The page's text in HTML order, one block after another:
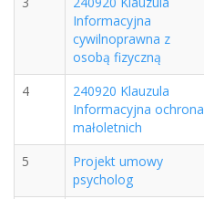
Informacyjna
cywilnoprawna z
osobą fizyczną
4
240920 Klauzula
Informacyjna ochrona
małoletnich
5
Projekt umowy
psycholog